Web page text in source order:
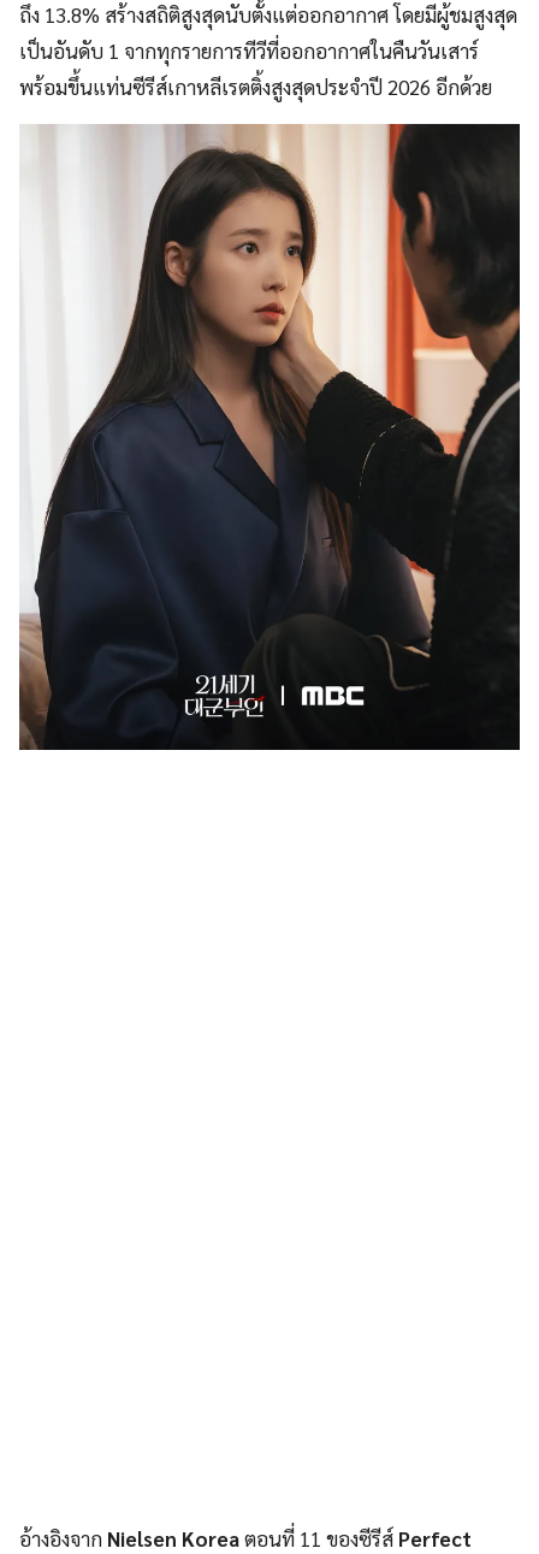
ถึง 13.8% สร้างสถิติสูงสุดนับตั้งแต่ออกอากาศ โดยมีผู้ชมสูงสุด
เป็นอันดับ 1 จากทุกรายการทีวีที่ออกอากาศในคืนวันเสาร์
พร้อมขึ้นแท่นซีรีส์เกาหลีเรตติ้งสูงสุดประจำปี 2026 อีกด้วย
อ้างอิงจาก Nielsen Koreaตอนที่ 11 ของซีรีส์ Perfect